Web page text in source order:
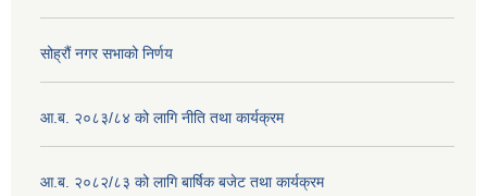
सोह्रौं नगर सभाको निर्णय
आ.ब. २०८३/८४ को लागि नीति तथा कार्यक्रम
आ.ब. २०८२/८३ को लागि बार्षिक बजेट तथा कार्यक्रम